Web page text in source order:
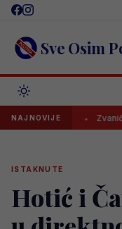
Skip
content Sve Osim
NAJNOVIJEZvanično: Fudbaler
ISTAKNUTE
Hotić i